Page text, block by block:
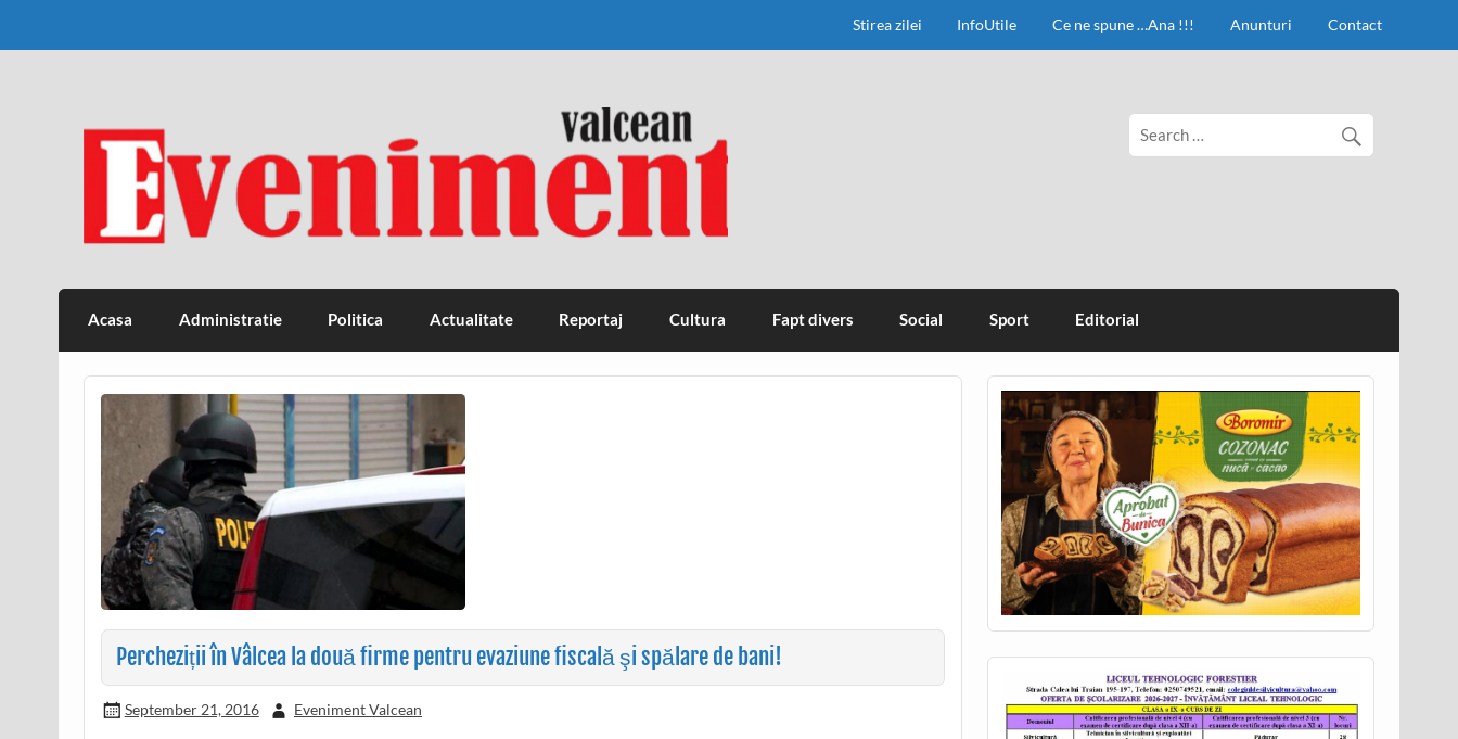
Stirea zilei InfoUtile Ce ne spune …Ana !!! Anunturi Contact
Eveniment Valcean
Acasa Administratie Politica Actualitate Reportaj Cultura Fapt divers Social Sport Editorial
Percheziții în Vâlcea la două firme pentru evaziune fiscală şi spălare de bani!
September 21, 2016 Eveniment Valcean